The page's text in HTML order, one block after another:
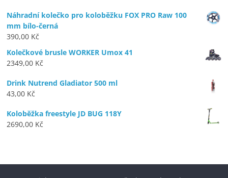
Náhradní kolečko pro koloběžku FOX PRO Raw 100
mm bílo-černá
390,00 Kč
Kolečkové brusle WORKER Umox 41
2349,00 Kč
Drink Nutrend Gladiator 500 ml
43,00 Kč
Koloběžka freestyle JD BUG 118Y
2690,00 Kč